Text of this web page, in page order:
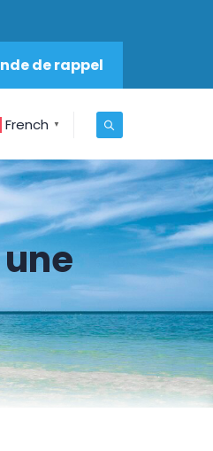
de rappel
French ▼